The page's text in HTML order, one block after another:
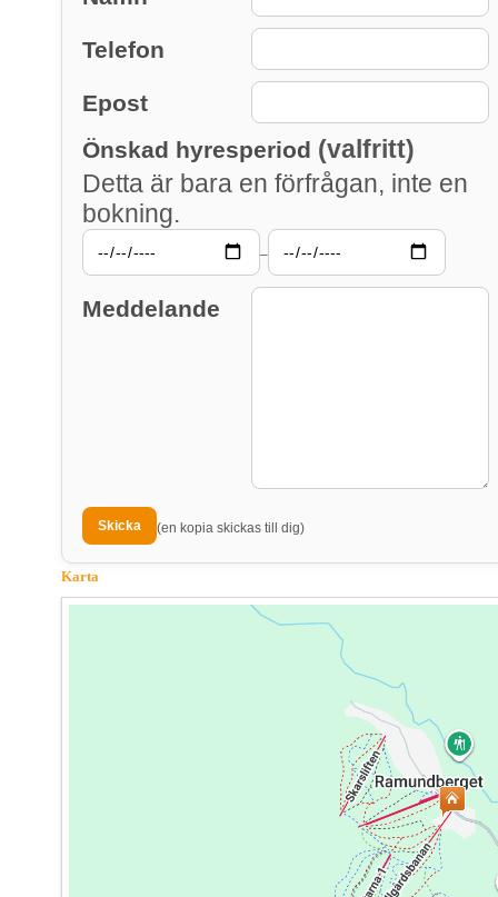
Telefon
Epost
Önskad hyresperiod (valfritt)
Detta är bara en förfrågan, inte en
bokning.
–
Meddelande
(en kopia skickas till dig)
Karta